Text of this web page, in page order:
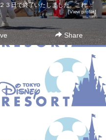
当サイトは２０１７年７月２３日で終了いたしました。これまでご愛読いただき、ありがとうございました。ディズニー大好き夫婦のＲｉｋｕ＆Ｍｉｕです。日々の他愛も無いことを呟きます。＜管理人＞Ｒｉｋｕ（夫）→妻の影響でディズニー好きになったにわかファンＭｉｕ（妻）→子供の頃から根っからのディズニー好きＤｉｓｎｅｙ Ｄｒｅａｍｓhttp://waltdisneymagic.blog135.fc2.com/２０１２年３月までＲｉｋｕ＆Ｍｉｕが運営していたディズニーブログです。
[View profile]
Share